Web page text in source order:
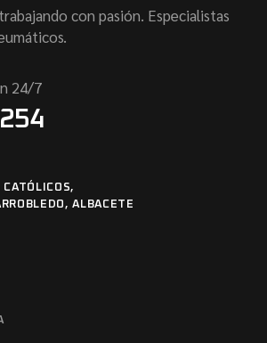
con pasión. Especialistas
24/7
CATÓLICOS,
ALBACETE